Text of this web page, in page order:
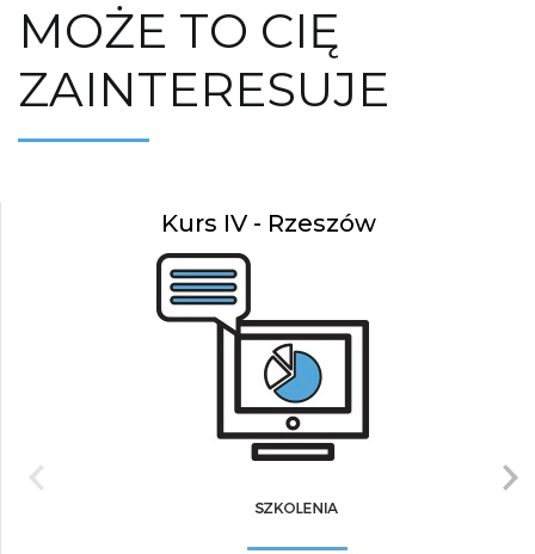
MOŻE TO CIĘ
ZAINTERESUJE
Kurs IV - Rzeszów